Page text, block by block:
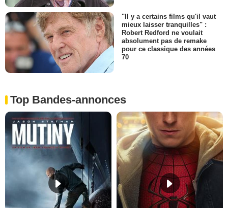
"Il y a certains films qu'il vaut
mieux laisser tranquilles" :
Robert Redford ne voulait
absolument pas de remake
pour ce classique des années
70
Top Bandes-annonces